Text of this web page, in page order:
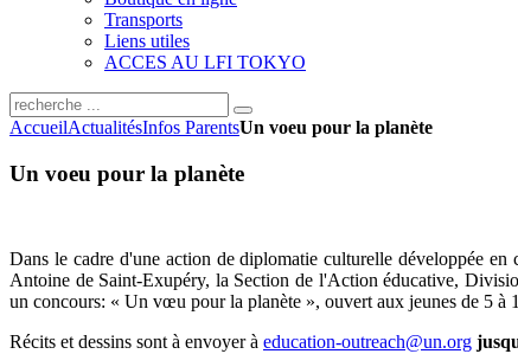
Transports
Liens utiles
ACCES AU LFI TOKYO
AccueilActualitésInfos ParentsUn voeu pour la planète
Un voeu pour la planète
Dans le cadre d'une action de diplomatie culturelle développée
Antoine de Saint-Exupéry, la Section de l'Action éducative,
un concours: « Un vœu pour la planète », ouvert aux jeunes de 5 à
Récits et dessins sont à envoyer à education-outreach@un.org